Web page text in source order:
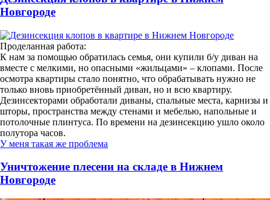
Новгороде
Проделанная работа:
К нам за помощью обратилась семья, они купили б/у диван на
вместе с мелкими, но опасными «жильцами» – клопами. После
осмотра квартиры стало понятно, что обрабатывать нужно не
только вновь приобретённый диван, но и всю квартиру.
Дезинсекторами обработали диваны, спальные места, карнизы и
шторы, пространства между стенами и мебелью, напольные и
потолочные плинтуса. По времени на дезинсекцию ушло около
полутора часов.
У меня такая же проблема
Уничтожение плесени на складе в Нижнем
Новгороде